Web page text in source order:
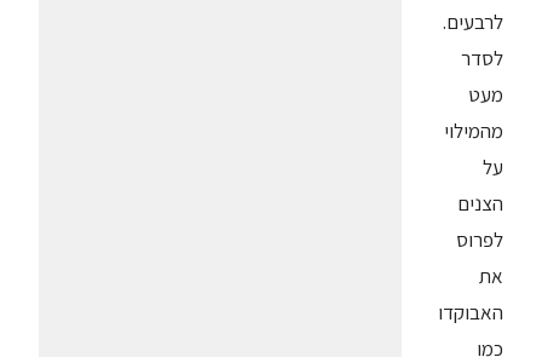
לרבעים.
לסדר
מעט
מהמילוי
על
הצנים
לפרוס
את
האבוקדו
כמו